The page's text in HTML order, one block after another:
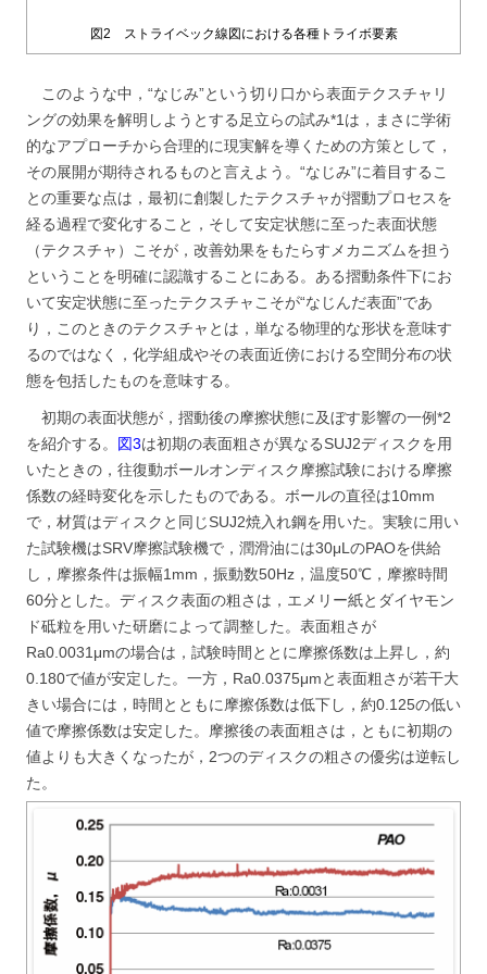
図2 ストライベック線図における各種トライボ要素
このような中，“なじみ”という切り口から表面テクスチャリ
ングの効果を解明しようとする足立らの試み*1は，まさに学術
的なアプローチから合理的に現実解を導くための方策として，
その展開が期待されるものと言えよう。“なじみ”に着目するこ
との重要な点は，最初に創製したテクスチャが摺動プロセスを
経る過程で変化すること，そして安定状態に至った表面状態
（テクスチャ）こそが，改善効果をもたらすメカニズムを担う
ということを明確に認識することにある。ある摺動条件下にお
いて安定状態に至ったテクスチャこそが“なじんだ表面”であ
り，このときのテクスチャとは，単なる物理的な形状を意味す
るのではなく，化学組成やその表面近傍における空間分布の状
態を包括したものを意味する。
初期の表面状態が，摺動後の摩擦状態に及ぼす影響の一例*2
を紹介する。 図3は初期の表面粗さが異なるSUJ2ディスクを用
いたときの，往復動ボールオンディスク摩擦試験における摩擦
係数の経時変化を示したものである。ボールの直径は10mm
で，材質はディスクと同じSUJ2焼入れ鋼を用いた。実験に用い
た試験機はSRV摩擦試験機で，潤滑油には30μLのPAOを供給
し，摩擦条件は振幅1mm，振動数50Hz，温度50℃，摩擦時間
60分とした。ディスク表面の粗さは，エメリー紙とダイヤモン
ド砥粒を用いた研磨によって調整した。表面粗さが
Ra0.0031μmの場合は，試験時間ととに摩擦係数は上昇し，約
0.180で値が安定した。一方，Ra0.0375μmと表面粗さが若干大
きい場合には，時間とともに摩擦係数は低下し，約0.125の低い
値で摩擦係数は安定した。摩擦後の表面粗さは，ともに初期の
値よりも大きくなったが，2つのディスクの粗さの優劣は逆転し
た。